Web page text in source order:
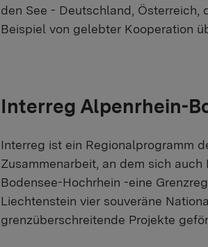
den See - Deutschland, Österreich,
Beispiel von gelebter Kooperation
Interreg Alpenrhein-
Interreg ist ein Regionalprogramm
Zusammenarbeit, an dem sich auch
Bodensee-Hochrhein -eine
Liechtenstein vier souveräne
grenzüberschreitende Projekte